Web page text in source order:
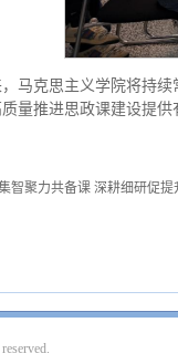
，马克思主义学院将持
量推进思政课建设提供
智聚力共备课 深耕细研促